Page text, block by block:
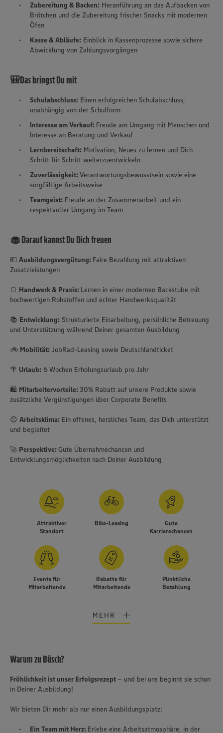
Zubereitung & Backen: Heranführung an das Aufbacken von
Brötchen und die Zubereitung frischer Snacks mit modernen
Öfen
Kasse & Abläufe: Einblick in Kassenprozesse sowie sichere
Abwicklung von Zahlungsvorgängen
🎒Das bringst Du mit
Schulabschluss: Einen erfolgreichen Schulabschluss,
unabhängig von der Schulform
Interesse am Verkauf: Freude am Umgang mit Menschen und
Interesse an Beratung und Verkauf
Lernbereitschaft: Motivation, Neues zu lernen und Dich
Schritt für Schritt weiterzuentwickeln
Zuverlässigkeit:Verantwortungsbewusstsein sowie eine
sorgfältige Arbeitsweise
Teamgeist: Freude an der Zusammenarbeit und ein
respektvoller Umgang im Team
🧁 Darauf kannst Du Dich freuen
💶 Ausbildungsvergütung: Faire Bezahlung mit attraktiven
Zusatzleistungen
🍞 Handwerk & Praxis: Lernen in einer modernen Backstube mit
hochwertigen Rohstoffen und echter Handwerksqualität
📚 Entwicklung: Strukturierte Einarbeitung, persönliche Betreuung
und Unterstützung während Deiner gesamten Ausbildung
🚲 Mobilität: JobRad-Leasing sowie Deutschlandticket
🌴 Urlaub: 6 Wochen Erholungsurlaub pro Jahr
🛍️ Mitarbeitervorteile: 30% Rabatt auf unsere Produkte sowie
zusätzliche Vergünstigungen über Corporate Benefits
😊 Arbeitsklima: Ein offenes, herzliches Team, das Dich unterstützt
und begleitet
🚀 Perspektive:Gute Übernahmechancen und
Entwicklungsmöglichkeiten nach Deiner Ausbildung
Attraktiver
Standort
Bike-Leasing
Gute
Karrierechancen
Events für
Mitarbeitende
Rabatte für
Mitarbeitende
Pünktliche
Bezahlung
MEHR
Warum zu Büsch?
Fröhlichkeit ist unser Erfolgsrezept – und bei uns beginnt sie schon
in Deiner Ausbildung!
Wir bieten Dir mehr als nur einen Ausbildungsplatz:
Ein Team mit Herz: Erlebe eine Arbeitsatmosphäre, in der